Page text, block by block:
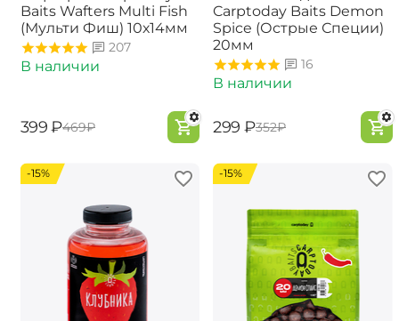
Baits Wafters Multi Fish
(Мульти Фиш) 10х14мм
207
В наличии
‍399‍ ₽‍469‍₽
Carptoday Baits Demon
Spice (Острые Специи)
20мм
16
В наличии
‍299‍ ₽‍352‍₽
-15% -15%